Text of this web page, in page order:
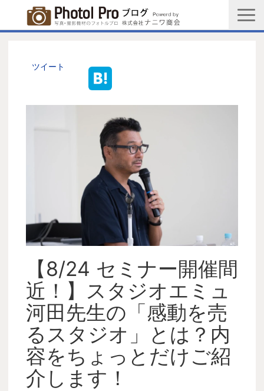
メルマガ登録
写真館協会新規登録申込み
お問い合わせ
ツイート
【8/24 セミナー開催間
近！】スタジオエミュ
河田先生の「感動を売
るスタジオ」とは？内
容をちょっとだけご紹
介します！